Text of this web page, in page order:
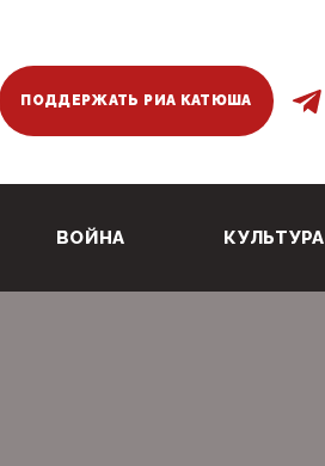
ПОДДЕРЖАТЬ РИА КАТЮША
ВОЙНА КУЛЬТУРА